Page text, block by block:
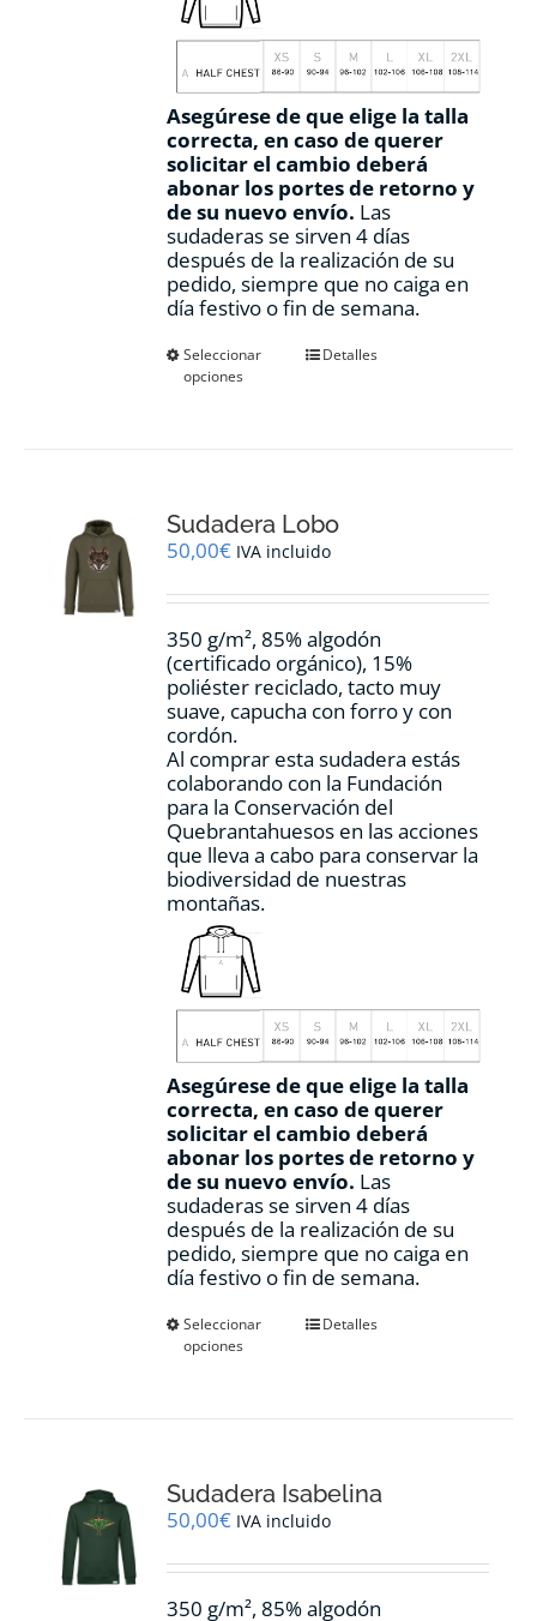
Asegúrese de que elige la talla
correcta, en caso de querer
solicitar el cambio deberá
abonar los portes de retorno y
de su nuevo envío. Las
sudaderas se sirven 4 días
después de la realización de su
pedido, siempre que no caiga en
día festivo o fin de semana.
Seleccionar
opciones
Este
se
pueden
en
página
de
producto
Detalles
Sudadera Lobo
50,00€ IVA incluido
350 g/m², 85% algodón
(certificado orgánico), 15%
poliéster reciclado, tacto muy
suave, capucha con forro y con
cordón.
Al comprar esta sudadera estás
colaborando con la Fundación
para la Conservación del
Quebrantahuesos en las acciones
que lleva a cabo para conservar la
biodiversidad de nuestras
montañas.
Asegúrese de que elige la talla
correcta, en caso de querer
solicitar el cambio deberá
abonar los portes de retorno y
de su nuevo envío. Las
sudaderas se sirven 4 días
después de la realización de su
pedido, siempre que no caiga en
día festivo o fin de semana.
Seleccionar
opciones
Este
se
pueden
en
página
Detalles
Sudadera Isabelina
50,00€ IVA incluido
350 g/m², 85% algodón